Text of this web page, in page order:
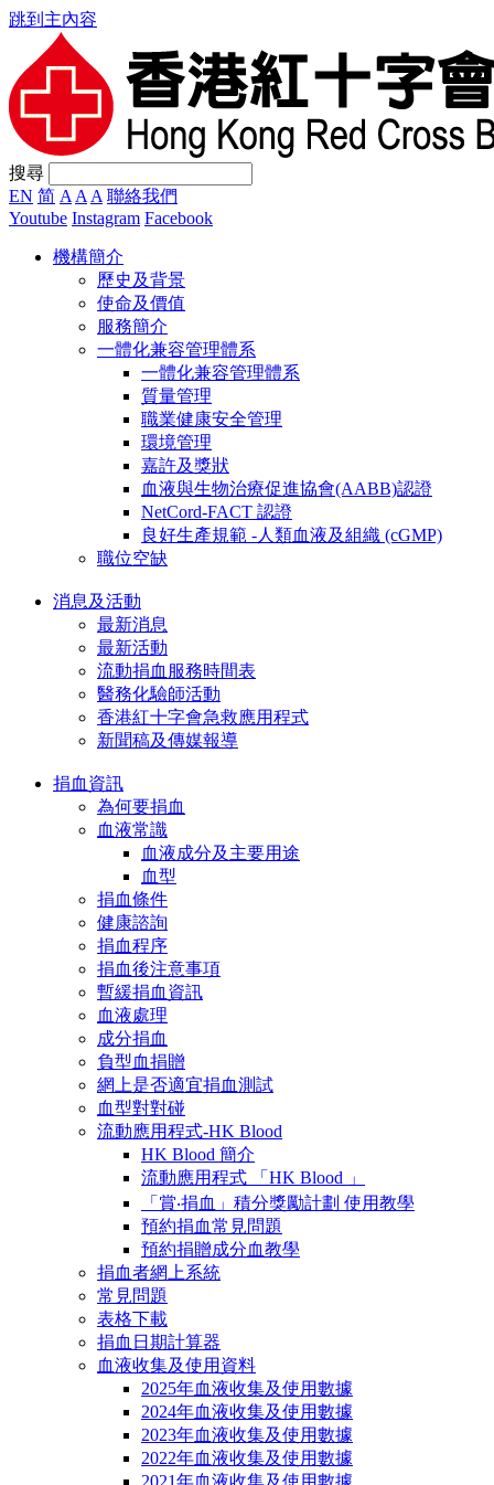
跳到主內容
搜尋
EN 简 A A A 聯絡我們
Youtube Instagram Facebook
機構簡介
歷史及背景
使命及價值
服務簡介
一體化兼容管理體系
一體化兼容管理體系
質量管理
職業健康安全管理
環境管理
嘉許及獎狀
血液與生物治療促進協會(AABB)認證
NetCord-FACT 認證
良好生產規範 -人類血液及組織 (cGMP)
職位空缺
消息及活動
最新消息
最新活動
流動捐血服務時間表
醫務化驗師活動
香港紅十字會急救應用程式
新聞稿及傳媒報導
捐血資訊
為何要捐血
血液常識
血液成分及主要用途
血型
捐血條件
健康諮詢
捐血程序
捐血後注意事項
暫緩捐血資訊
血液處理
成分捐血
負型血捐贈
網上是否適宜捐血測試
血型對對碰
流動應用程式-HK Blood
HK Blood 簡介
流動應用程式 「HK Blood 」
「賞‧捐血」積分獎勵計劃 使用教學
預約捐血常見問題
預約捐贈成分血教學
捐血者網上系統
常見問題
表格下載
捐血日期計算器
血液收集及使用資料
2025年血液收集及使用數據
2024年血液收集及使用數據
2023年血液收集及使用數據
2022年血液收集及使用數據
2021年血液收集及使用數據